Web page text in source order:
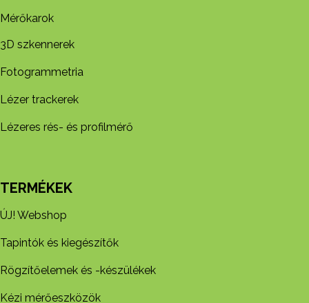
Mérőkarok
3D szkennerek
Fotogrammetria
Lézer trackerek
Lézeres rés- és profilmérő
TERMÉKEK
ÚJ! Webshop
Tapintók és kiegészítők
Rögzítőelemek és -készül​ékek
Kézi mérőeszközök